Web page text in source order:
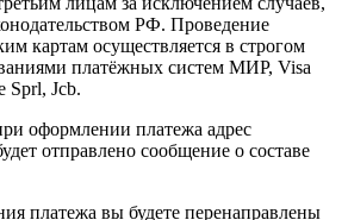
РФ. Проведение
картам осуществляется в строгом
платёжных систем МИР, Visa
Sprl, Jcb.
оформлении платежа адрес
отправлено сообщение о составе
платежа вы будете перенаправлены